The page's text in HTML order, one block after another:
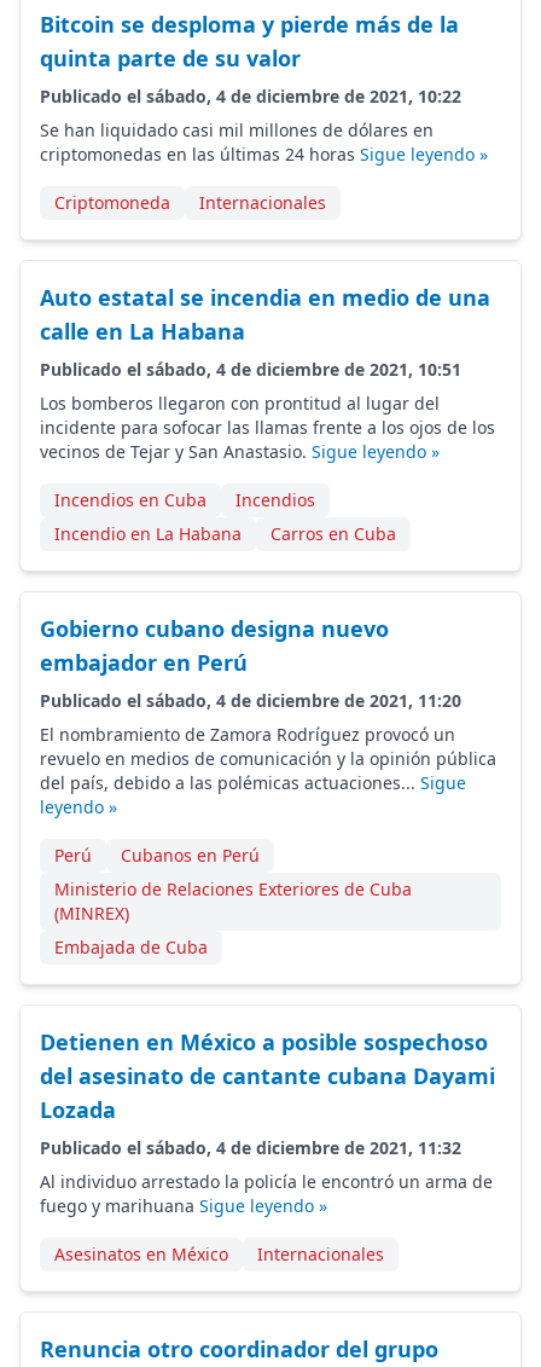
Bitcoin se desploma y pierde más de la
quinta parte de su valor
Publicado el sábado, 4 de diciembre de 2021, 10:22
Se han liquidado casi mil millones de dólares en
criptomonedas en las últimas 24 horas Sigue leyendo »
Criptomoneda Internacionales
Auto estatal se incendia en medio de una
calle en La Habana
Publicado el sábado, 4 de diciembre de 2021, 10:51
Los bomberos llegaron con prontitud al lugar del
incidente para sofocar las llamas frente a los ojos de los
vecinos de Tejar y San Anastasio. Sigue leyendo »
Incendios en Cuba
Incendios
Incendio en La Habana
Carros en Cuba
Gobierno cubano designa nuevo
embajador en Perú
Publicado el sábado, 4 de diciembre de 2021, 11:20
El nombramiento de Zamora Rodríguez provocó un
revuelo en medios de comunicación y la opinión pública
del país, debido a las polémicas actuaciones... Sigue
leyendo »
Perú
Cubanos en Perú
Ministerio de Relaciones Exteriores de Cuba
(MINREX)
Embajada de Cuba
Detienen en México a posible sospechoso
del asesinato de cantante cubana Dayami
Lozada
Publicado el sábado, 4 de diciembre de 2021, 11:32
Al individuo arrestado la policía le encontró un arma de
fuego y marihuana Sigue leyendo »
Asesinatos en México Internacionales
Renuncia otro coordinador del grupo